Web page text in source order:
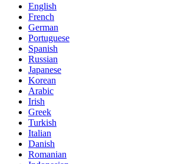
English
French
German
Portuguese
Spanish
Russian
Japanese
Korean
Arabic
Irish
Greek
Turkish
Italian
Danish
Romanian